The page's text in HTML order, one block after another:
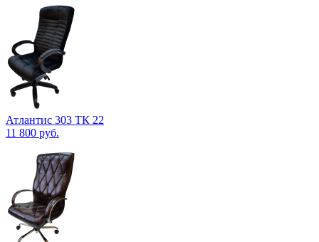
Атлантис 303 ТК 22
11 800 руб.